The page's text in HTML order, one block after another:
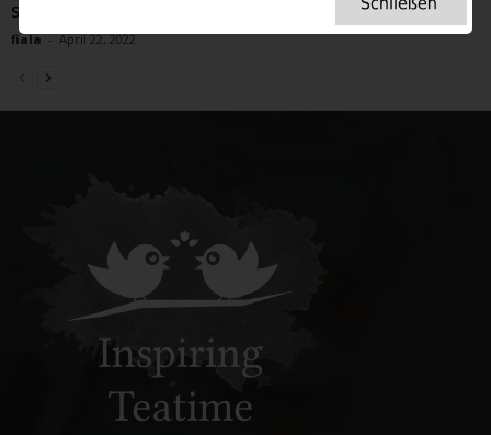
So begrüßen Briten am 1. Mai den Sommer
fiala - April 22, 2022